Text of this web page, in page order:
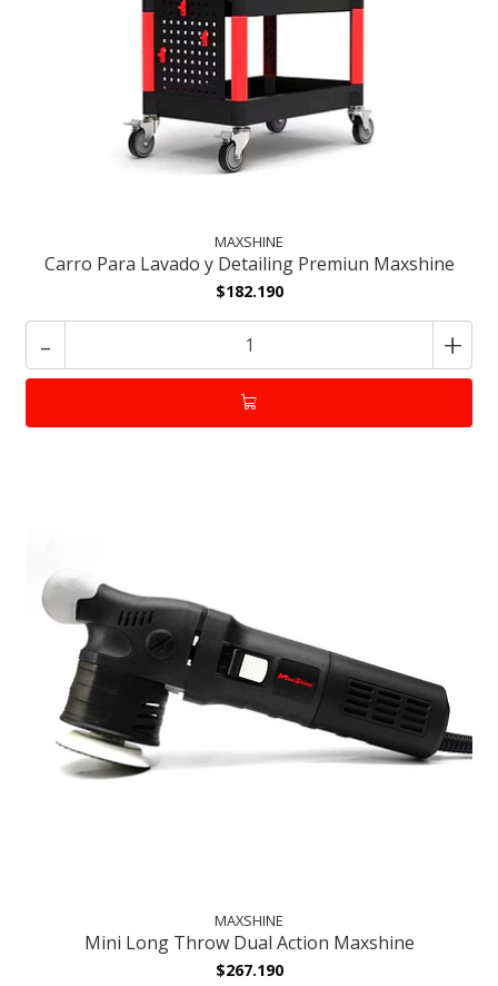
MAXSHINE
Carro Para Lavado y Detailing Premiun Maxshine
$182.190
- +
MAXSHINE
Mini Long Throw Dual Action Maxshine
$267.190